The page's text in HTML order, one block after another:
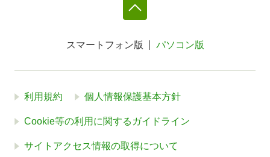
スマートフォン版 パソコン版
利用規約 個人情報保護基本方針
Cookie等の利用に関するガイドライン
サイトアクセス情報の取得について